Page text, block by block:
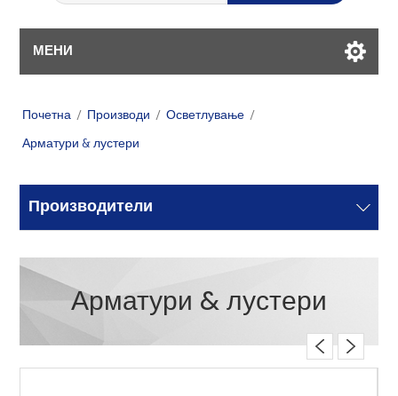
МЕНИ
Почетна / Производи / Осветлување /
Арматури & лустери
Производители
Арматури & лустери